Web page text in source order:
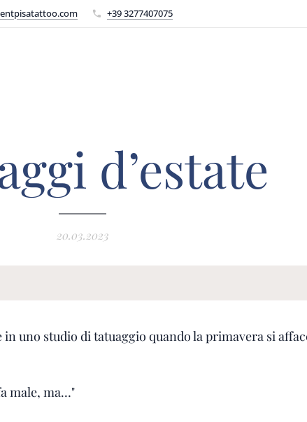
+39 3277407075
d’estate
20.03.2023
in uno studio di tatuaggio quando la primavera si
male, ma…"